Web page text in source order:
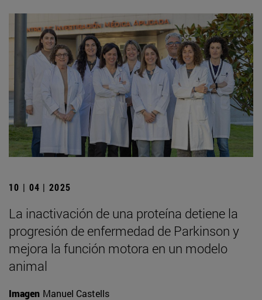
10 | 04 | 2025
La inactivación de una proteína detiene la
progresión de enfermedad de Parkinson y
mejora la función motora en un modelo
animal
Imagen Manuel Castells